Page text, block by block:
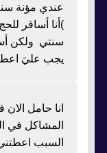
عندي مؤنة
)أنا أسافر
سنتي ولكن
يجب عليَ
انا حامل
المشاكل في